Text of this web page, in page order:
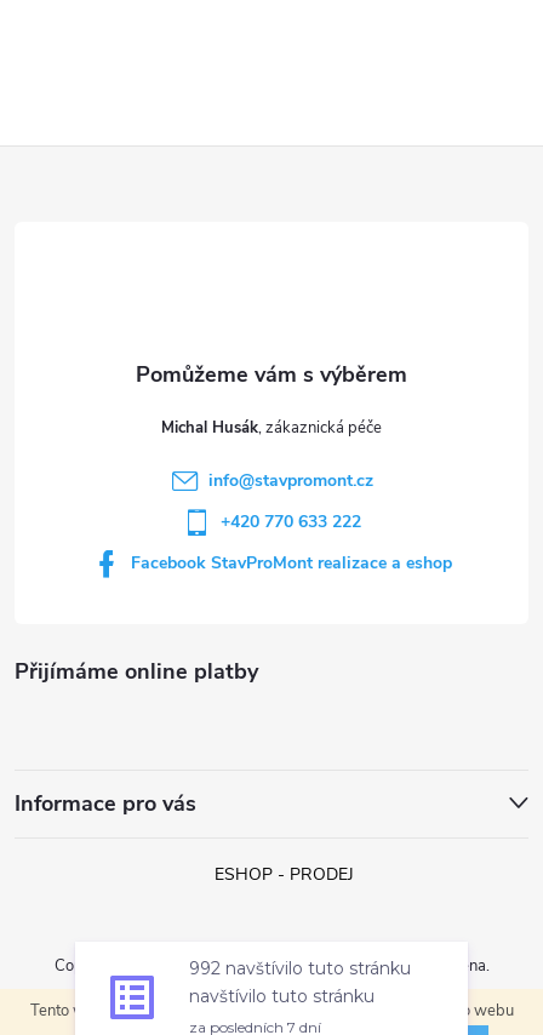
Tento web používá soubory cookie. Dalším procházením tohoto webu
Přijímáme online platby
Informace pro vás
Michal Husák
info@stavpromont.cz
+420 770 633 222
Facebook StavProMont realizace a eshop
ESHOP - PRODEJ
Copyright 2026 StavProMont s.r.o.. Všechna práva vyhrazena.
navštívilo tuto stránku
za posledních 7 dní